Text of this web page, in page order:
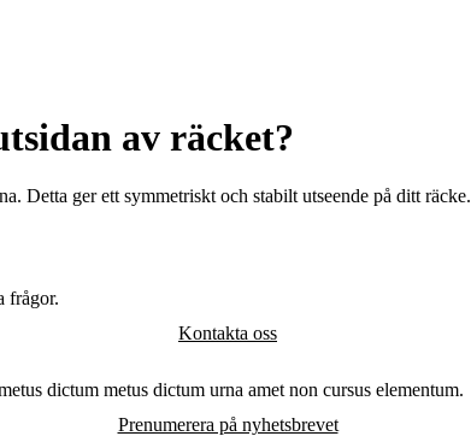
av räcket?
Detta ger ett symmetriskt och stabilt utseende på ditt räcke.
frågor.
Kontakta oss
dictum metus dictum urna amet non cursus elementum.
Prenumerera på nyhetsbrevet